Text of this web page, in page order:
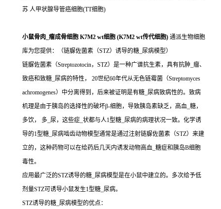
苏 人甲状腺导管癌细胞(TT细胞)
小鼠骨肉_瘤成骨细胞 K7M2 wt细胞 (K7M2 wt传代细胞) 通派生物细胞
库为您提供：（链脲佐菌素（STZ）诱导的糖_尿病模型）
链脲佐菌素（Streptozotocin，STZ）是一种广谱抗生素，具有抗肿_瘤、
致癌和致糖_尿病的特性， 20世纪60年代从无色链霉菌（Streptomyces
achromogenes）中分离得到，后来被证明是有糖_尿病致病性的。致病
机理是由于胰岛的选择性的破坏β-细胞，导致胰岛素缺乏，高血_糖，
多饮， 多_尿，这些症_状都与人1型糖_尿病的病理状况一致。化学诱
导的1型糖_尿病啮齿动物模型通常是通过注射链脲佐菌素（STZ）来建
立的，这种药物可以在给药后几天内诱发动物高血_糖症和胰岛B细胞
毒性。
应用最广泛的STZ诱导的糖_尿病模型是在小鼠中建立的。多次给予低
剂量STZ可诱导小鼠发生1型糖_尿病。
STZ诱导的糖_尿病模型的优点：